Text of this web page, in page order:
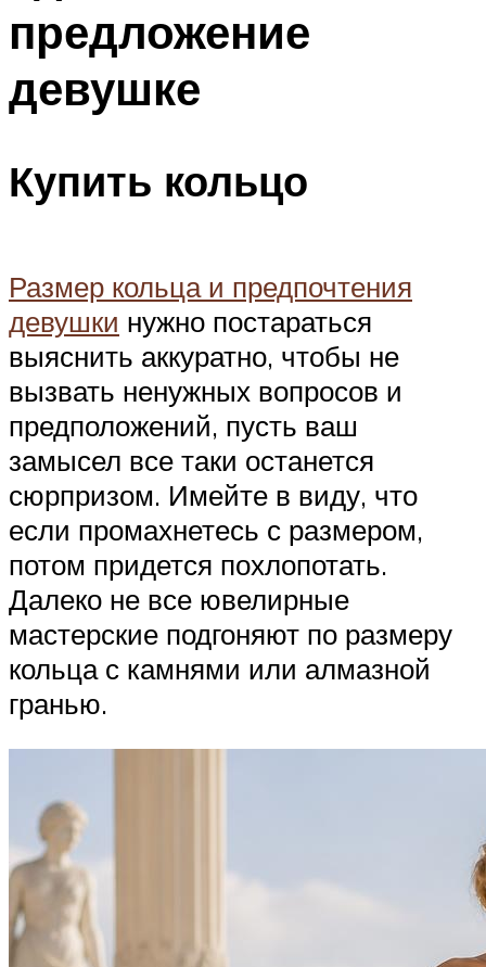
предложение
девушке
Купить кольцо
Размер кольца и предпочтения
девушки нужно постараться
выяснить аккуратно, чтобы не
вызвать ненужных вопросов и
предположений, пусть ваш
замысел все таки останется
сюрпризом. Имейте в виду, что
если промахнетесь с размером,
потом придется похлопотать.
Далеко не все ювелирные
мастерские подгоняют по размеру
кольца с камнями или алмазной
гранью.